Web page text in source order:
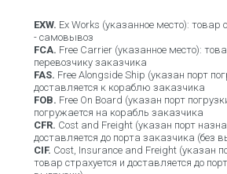
EXW. Ex Works (указанное место): товар
- самовывоз
FCA. Free Carrier (указанное место):
перевозчику заказчика
FAS. Free Alongside Ship (указан порт
доставляется к кораблю заказчика
FOB. Free On Board (указан порт
погружается на корабль заказчика
CFR. Cost and Freight (указан порт
доставляется до порта заказчика (без
CIF. Cost, Insurance and Freight (указан
товар страхуется и доставляется до